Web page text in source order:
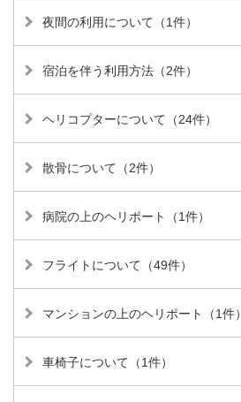
夜間の利用について（1件）
宿泊を伴う利用方法（2件）
ヘリコプターについて（24件）
散骨について（2件）
病院の上のヘリポート（1件）
フライトについて（49件）
マンションの上のヘリポート（1件）
車椅子について（1件）